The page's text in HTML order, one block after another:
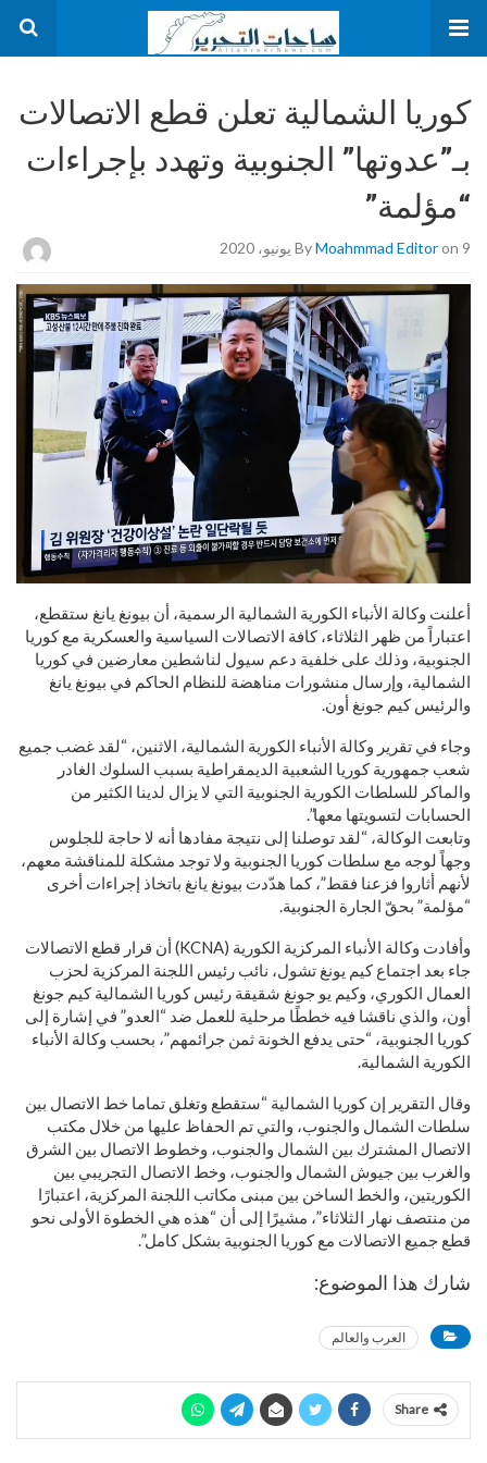
كوريا الشمالية تعلن قطع الاتصالات
بـ”عدوتها” الجنوبية وتهدد بإجراءات
“مؤلمة”
ByMoahmmad Editoron 9 يونيو، 2020
أعلنت وكالة الأنباء الكورية الشمالية الرسمية، أن بيونغ يانغ ستقطع،
اعتباراً من ظهر الثلاثاء، كافة الاتصالات السياسية والعسكرية مع كوريا
الجنوبية، وذلك على خلفية دعم سيول لناشطين معارضين في كوريا
الشمالية، وإرسال منشورات مناهضة للنظام الحاكم في بيونغ يانغ
والرئيس كيم جونغ أون.
وجاء في تقرير وكالة الأنباء الكورية الشمالية، الاثنين، “لقد غضب جميع
شعب جمهورية كوريا الشعبية الديمقراطية بسبب السلوك الغادر
والماكر للسلطات الكورية الجنوبية التي لا يزال لدينا الكثير من
الحسابات لتسويتها معها”.
وتابعت الوكالة، “لقد توصلنا إلى نتيجة مفادها أنه لا حاجة للجلوس
وجهاً لوجه مع سلطات كوريا الجنوبية ولا توجد مشكلة للمناقشة معهم،
لأنهم أثاروا فزعنا فقط”، كما هدّدت بيونغ يانغ باتخاذ إجراءات أخرى
“مؤلمة” بحقّ الجارة الجنوبية.
وأفادت وكالة الأنباء المركزية الكورية (KCNA) أن قرار قطع الاتصالات
جاء بعد اجتماع كيم يونغ تشول، نائب رئيس اللجنة المركزية لحزب
العمال الكوري، وكيم يو جونغ شقيقة رئيس كوريا الشمالية كيم جونغ
أون، والذي ناقشا فيه خططًا مرحلية للعمل ضد “العدو” في إشارة إلى
كوريا الجنوبية، “حتى يدفع الخونة ثمن جرائمهم”، بحسب وكالة الأنباء
الكورية الشمالية.
وقال التقرير إن كوريا الشمالية “ستقطع وتغلق تماما خط الاتصال بين
سلطات الشمال والجنوب، والتي تم الحفاظ عليها من خلال مكتب
الاتصال المشترك بين الشمال والجنوب، وخطوط الاتصال بين الشرق
والغرب بين جيوش الشمال والجنوب، وخط الاتصال التجريبي بين
الكوريتين، والخط الساخن بين مبنى مكاتب اللجنة المركزية، اعتبارًا
من منتصف نهار الثلاثاء”، مشيرًا إلى أن “هذه هي الخطوة الأولى نحو
قطع جميع الاتصالات مع كوريا الجنوبية بشكل كامل”.
شارك هذا الموضوع:
العرب والعالم
Share